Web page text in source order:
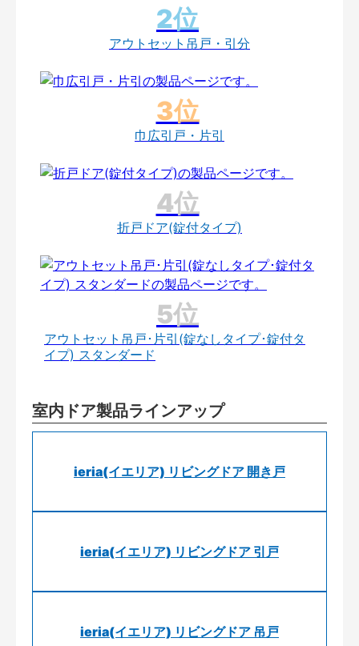
アウトセット吊戸・引分
巾広引戸・片引
折戸ドア(錠付タイプ)
アウトセット吊戸･片引(錠なしタイプ･錠付タ
イプ) スタンダード
室内ドア製品ラインアップ
ieria(イエリア) リビングドア 開き戸
ieria(イエリア) リビングドア 引戸
ieria(イエリア) リビングドア 吊戸